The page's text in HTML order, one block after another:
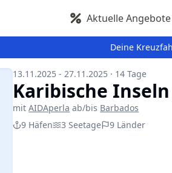
Aktuelle Angebote
Deine
13.11.2025 - 27.11.2025 · 14 Tage
Karibische
mit AIDAperla ab/bis Barbados
9 Häfen 3 Seetage 9 Länder